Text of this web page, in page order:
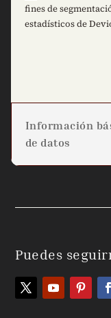
fines de
estadísticos de
Información
de datos
Puedes